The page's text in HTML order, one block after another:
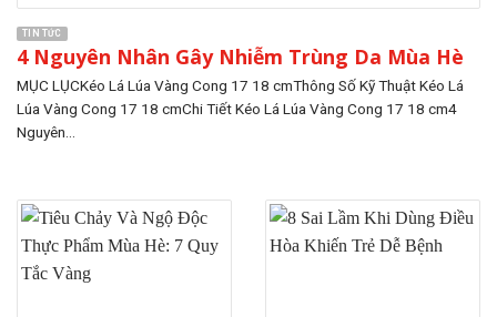
TIN TỨC
4 Nguyên Nhân Gây Nhiễm Trùng Da Mùa Hè
MỤC LỤCKéo Lá Lúa Vàng Cong 17 18 cmThông Số Kỹ Thuật Kéo Lá
Lúa Vàng Cong 17 18 cmChi Tiết Kéo Lá Lúa Vàng Cong 17 18 cm4
Nguyên...